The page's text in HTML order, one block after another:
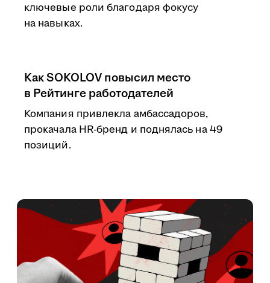
ключевые роли благодаря фокусу
на навыках.
Как SOKOLOV повысил место
в Рейтинге работодателей
Компания привлекла амбассадоров,
прокачала HR-бренд и поднялась на 49
позиций.